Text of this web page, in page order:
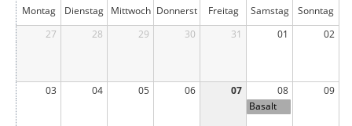
Montag Dienstag Mittwoch Donnerst
Freitag Samstag
Sonntag
27
28 29 30 31 01 02
03 04 05 06 07 08 09
Basalt
Junior